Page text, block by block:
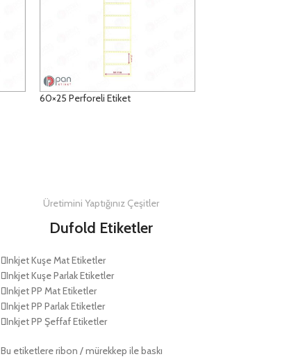
60×25 Perforeli Etiket
Üretimini Yaptığınız Çeşitler
Dufold Etiketler
Inkjet Kuşe Mat Etiketler
Inkjet Kuşe Parlak Etiketler
Inkjet PP Mat Etiketler
Inkjet PP Parlak Etiketler
Inkjet PP Şeffaf Etiketler
Bu etiketlere ribon / mürekkep ile baskı